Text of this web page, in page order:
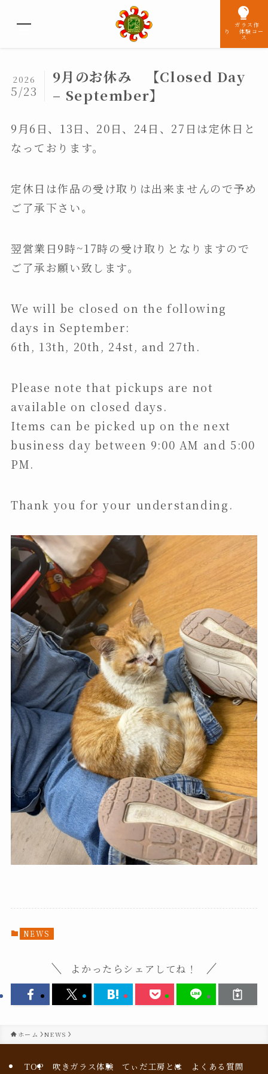
ガラス作
り 体験コー
ス
9月のお休み 【Closed Day
– September】
2026
5/23
9月6日、13日、20日、24日、27日は定休日と
なっております。
定休日は作品の受け取りは出来ませんので予め
ご了承下さい。
翌営業日9時~17時の受け取りとなりますので
ご了承お願い致します。
We will be closed on the following
days in September:
6th, 13th, 20th, 24st, and 27th.
Please note that pickups are not
available on closed days.
Items can be picked up on the next
business day between 9:00 AM and 5:00
PM.
Thank you for your understanding.
NEWS
よかったらシェアしてね！
ホーム NEWS
TOP 吹きガラス体験 てぃだ工房とは よくある質問